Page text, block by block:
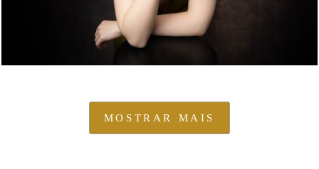
MOSTRAR MAIS